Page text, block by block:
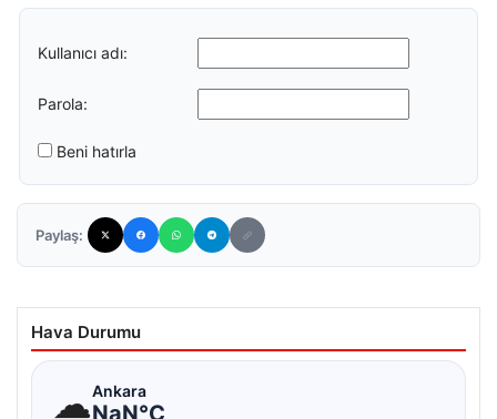
Kullanıcı adı:
Parola:
Beni hatırla
Paylaş:
Hava Durumu
☁Ankara
NaN°C